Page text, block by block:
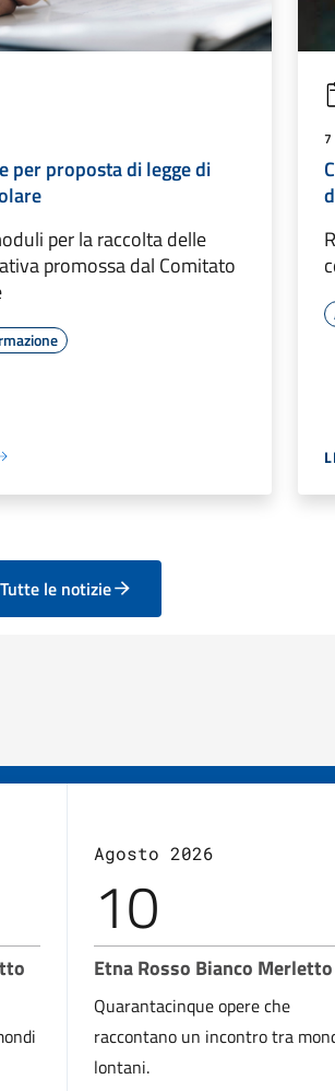
per proposta di legge di
per la raccolta delle
promossa dal Comitato
7
Tutte le notizie
Agosto 2026
10
Etna Rosso Bianco Merletto
Quarantacinque opere che
raccontano un incontro tra
lontani.